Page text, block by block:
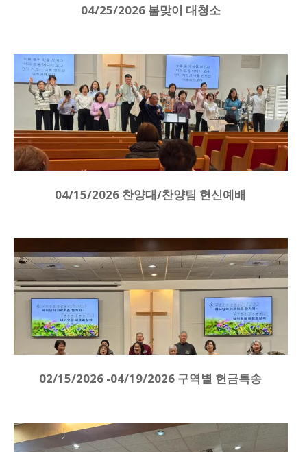
04/25/2026 봄맞이 대청소
04/15/2026 찬양대/찬양팀 헌신예배
02/15/2026 -04/19/2026 구역별 헌금특송